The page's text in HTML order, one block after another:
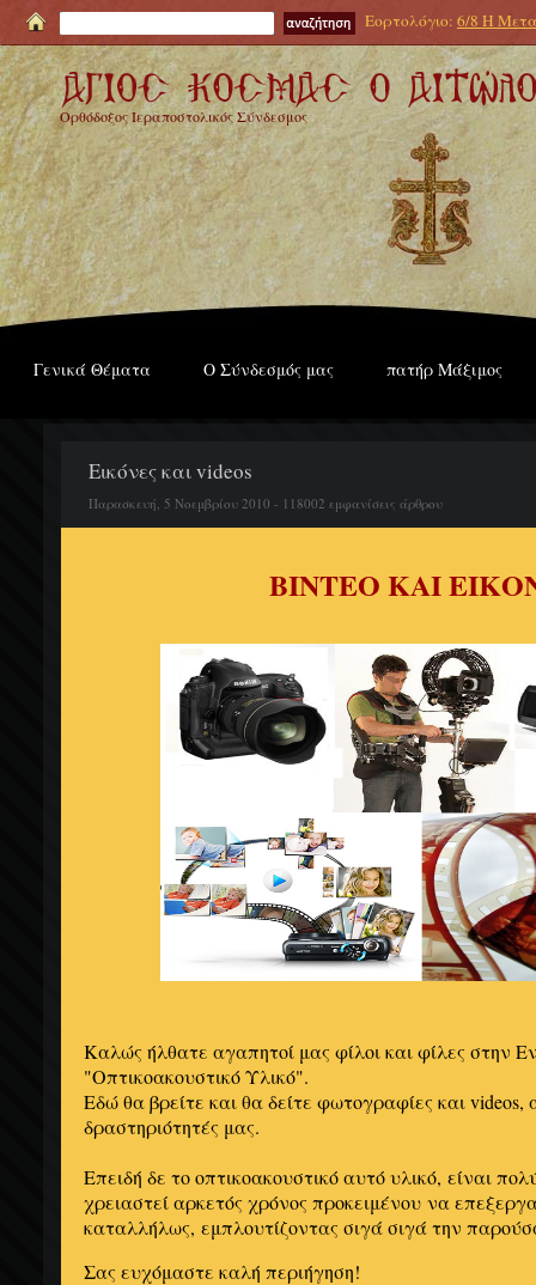
Εορτολόγιο: 6/8 Η
Ορθόδοξος Ιεραποστολικός Σύνδεσμος
Γενικά Θέματα Ο Σύνδεσμός μας πατήρ Μάξιμος
Εικόνες και videos
Παρασκευή, 5 Νοεμβρίου 2010 - 118002 εμφανίσεις άρθρου
ΒΙΝΤΕΟ ΚΑΙ
Καλώς ήλθατε αγαπητοί μας φίλοι και φίλες στην
"Οπτικοακουστικό Υλικό".
Εδώ θα βρείτε και θα δείτε φωτογραφίες και
δραστηριότητές μας.
Επειδή δε το οπτικοακουστικό αυτό υλικό, είναι
χρειαστεί αρκετός χρόνος προκειμένου να
καταλλήλως, εμπλουτίζοντας σιγά σιγά την
Σας ευχόμαστε καλή περιήγηση!